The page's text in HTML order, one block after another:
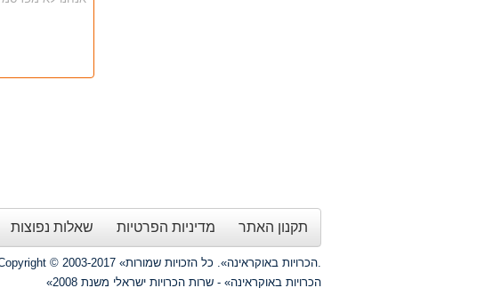
תקנון האתר מדיניות הפרטיות שאלות נפוצות
Copyright © 2003-2017 «הכרויות באוקראינה». כל הזכויות שמורות.
«הכרויות באוקראינה» - שרות הכרויות ישראלי משנת 2008